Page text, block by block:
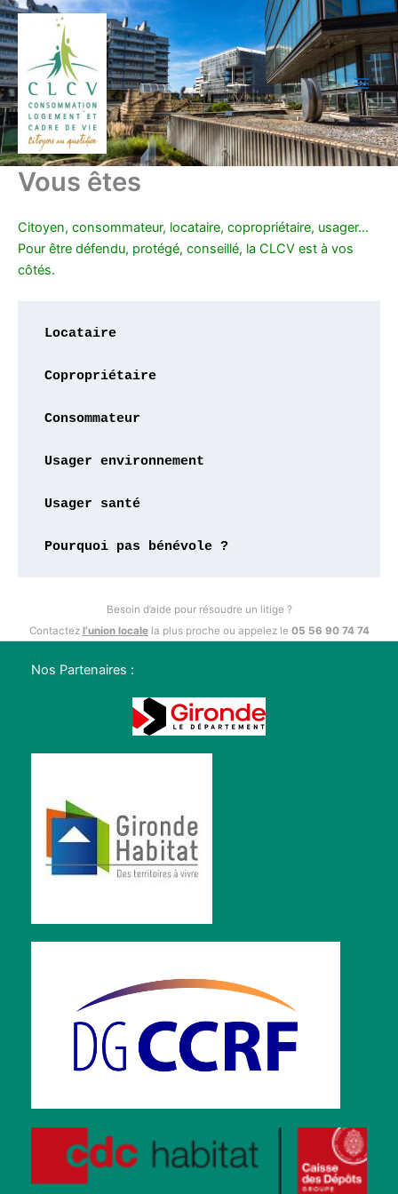
Aller
au
contenu
Vous êtes
Citoyen, consommateur, locataire, copropriétaire, usager…
Pour être défendu, protégé, conseillé, la CLCV est à vos
côtés.
Locataire
Copropriétaire
Consommateur
Usager environnement
Usager santé
Pourquoi pas bénévole ?
Besoin d’aide pour résoudre un litige ?
Contactez l’union localela plus proche ou appelez le 05 56 90 74 74
Nos Partenaires :